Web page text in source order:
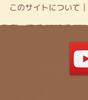
このサイトについて